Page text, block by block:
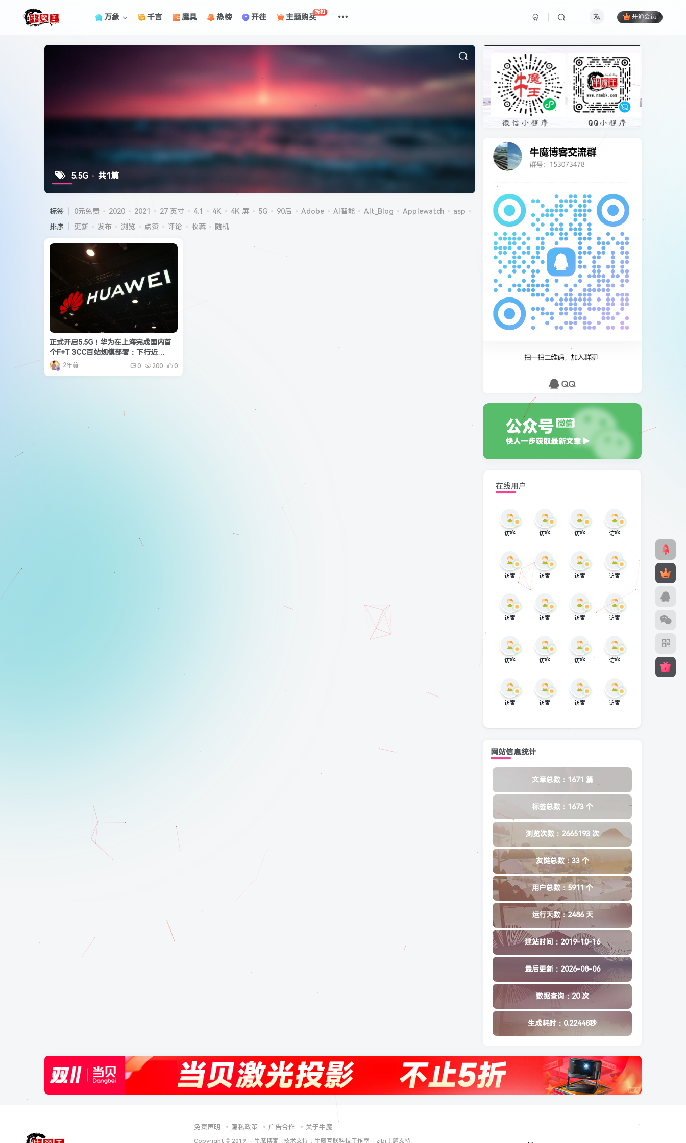
万象 千言 魔具 热榜 开往 主题购买
折扣
开通会员
5.5G 共1篇
标签 0元免费 2020 2021 27 英寸 4.1 4K 4K 屏 5G 90后 Adobe AI智能 Alt_Blog Applewatch asp CentOS7 CorePress cpu cydia DCRM
排序
更新 发布 浏览 点赞 评论 收藏 随机
正式开启5.5G！华为在上海完成国内首
个F+T 3CC百站规模部署：下行近
4Gbps2年前 0 200 0
在线用户
访客 访客 访客 访客
访客 访客 访客 访客
访客 访客 访客 访客
访客 访客 访客 访客
访客 访客 访客 访客
网站信息统计
文章总数：1671 篇
标签总数：1673 个
浏览次数：2665193 次
友链总数：33 个
用户总数：5911 个
运行天数：2486 天
建站时间：2019-10-16
最后更新：2026-08-06
数据查询：20 次
生成耗时：0.22448秒
免责声明 隐私政策 广告合作 关于牛魔
Copyright © 2019- · 牛魔博客 · 技术支持： 牛魔互联科技工作室 · zibi主题支持